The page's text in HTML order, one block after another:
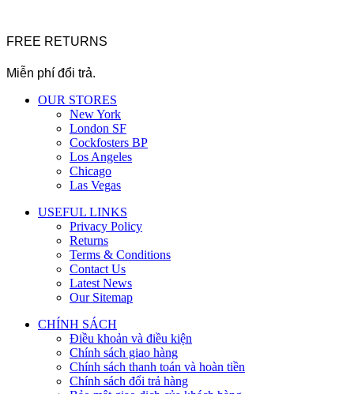
FREE RETURNS
Miễn phí đổi trả.
OUR STORES
New York
London SF
Cockfosters BP
Los Angeles
Chicago
Las Vegas
USEFUL LINKS
Privacy Policy
Returns
Terms & Conditions
Contact Us
Latest News
Our Sitemap
CHÍNH SÁCH
Điều khoản và điều kiện
Chính sách giao hàng
Chính sách thanh toán và hoàn tiền
Chính sách đổi trả hàng